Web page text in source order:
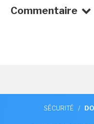
Commentaire
SÉCURITÉ /